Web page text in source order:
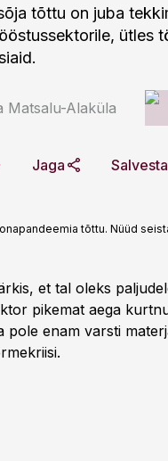
tõttu on juba
ütles
Matsalu-Alaküla
Jaga Salvesta
tõttu. Nüüd
et tal oleks
pikemat aega
pole enam varsti